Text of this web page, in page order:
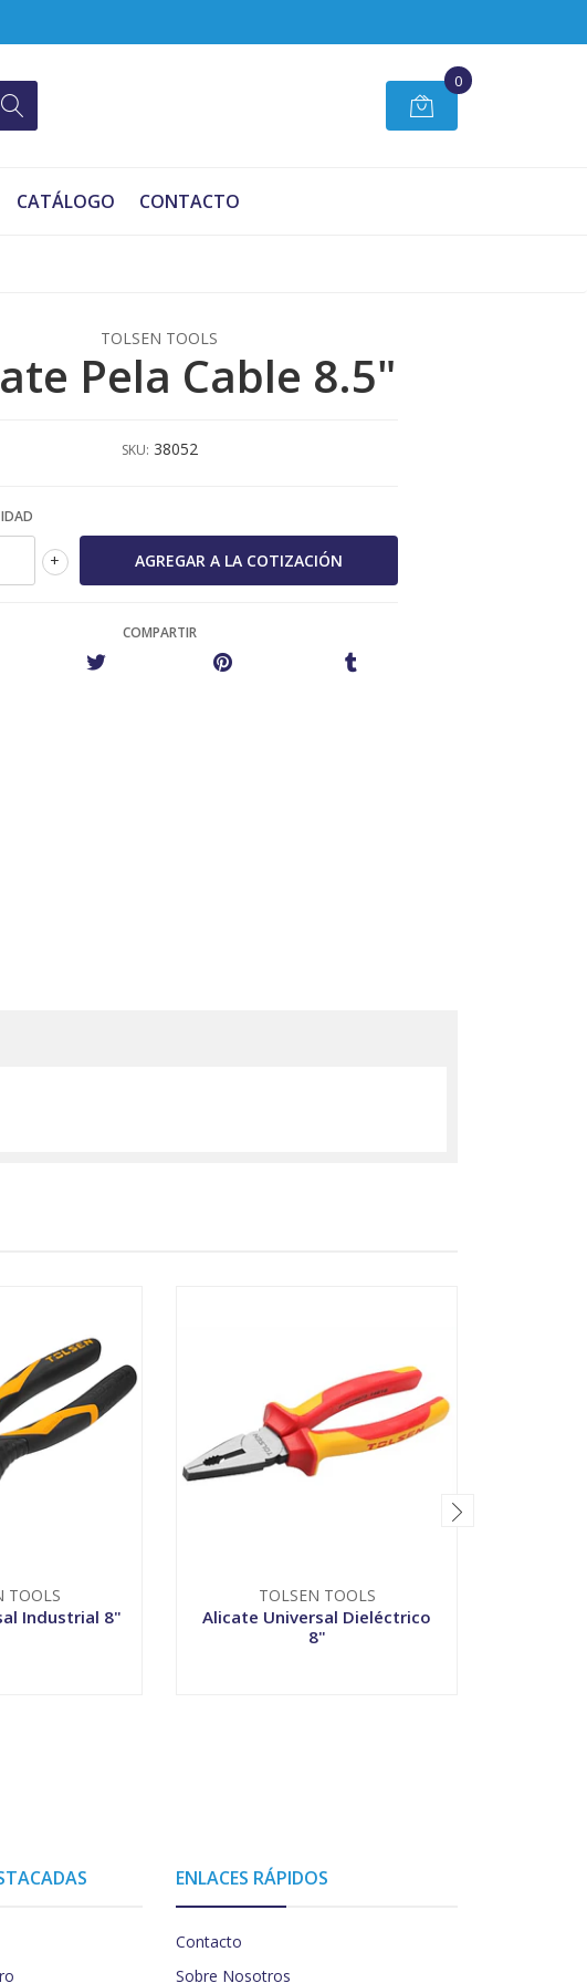
0
CATÁLOGO CONTACTO
TOLSEN TOOLS
Pela Cable 8.5"
SKU: 38052
+
COMPARTIR
TOOLS
Industrial 8"
TOLSEN TOOLS
Alicate Universal Dieléctrico
8"
ENLACES RÁPIDOS
Contacto
Sobre Nosotros